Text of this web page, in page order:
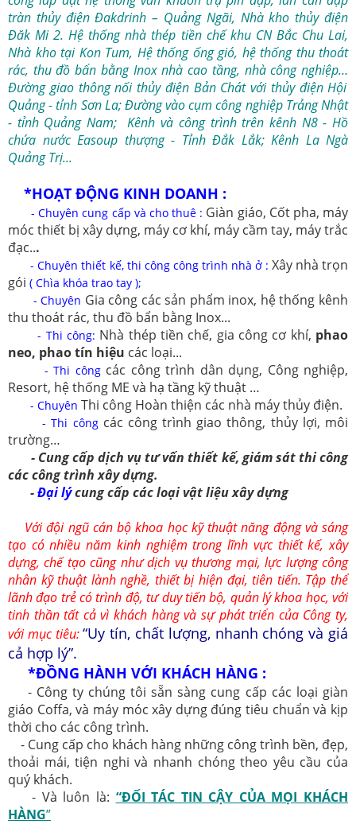
tràn thủy điện Đakdrinh – Quảng Ngãi, Nhà kho thủy điện
Đăk Mi 2. Hệ thống nhà thép tiền chế khu CN Bắc Chu Lai,
Nhà kho tại Kon Tum, Hệ thống ống gió, hệ thống thu thoát
rác, thu đồ bẩn bằng Inox nhà cao tầng, nhà công nghiệp…
Đường giao thông nối thủy điện Bản Chát với thủy điện Hội
Quảng - tỉnh Sơn La; Đường vào cụm công nghiệp Trảng Nhật
- tỉnh Quảng Nam; Kênh và công trình trên kênh N8 - Hồ
chứa nước Easoup thượng - Tỉnh Đắk Lắk; Kênh La Ngà
Quảng Trị...
*HOẠT ĐỘNG KINH DOANH :
- Chuyên cung cấp và cho thuê : Giàn giáo, Cốt pha, máy
móc thiết bị xây dựng, máy cơ khí, máy cầm tay, máy trắc
đạc...
- Chuyên thiết kế, thi công công trình nhà ở : Xây nhà trọn
gói ( Chìa khóa trao tay );
- Chuyên Gia công các sản phẩm inox, hệ thống kênh
thu thoát rác, thu đồ bẩn bằng Inox...
- Thi công: Nhà thép tiền chế, gia công cơ khí, phao
neo, phao tín hiệu các loại...
- Thi côngcác công trình dân dụng, Công nghiệp,
Resort, hệ thống ME và hạ tầng kỹ thuật …
- Chuyên Thi công Hoàn thiện các nhà máy thủy điện.
- Thi côngcác công trình giao thông, thủy lợi, môi
trường…
- Cung cấp dịch vụ tư vấn thiết kế, giám sát thi công
các công trình xây dựng.
-Đại lýcung cấp các loại vật liệu xây dựng
Với đội ngũ cán bộ khoa học kỹ thuật năng động và sáng
tạo có nhiều năm kinh nghiệm trong lĩnh vực thiết kế, xây
dựng, chế tạo cũng như dịch vụ thương mại, lực lượng công
nhân kỹ thuật lành nghề, thiết bị hiện đại, tiên tiến. Tập thể
lãnh đạo trẻ có trình độ, tư duy tiến bộ, quản lý khoa học, với
tinh thần tất cả vì khách hàng và sự phát triển của Công ty,
với mục tiêu:“Uy tín, chất lượng, nhanh chóng và giá
cả hợp lý”.
*ĐỒNG HÀNH VỚI KHÁCH HÀNG :
- Công ty chúng tôi sẵn sàng cung cấp các loại giàn
giáo Coffa, và máy móc xây dựng đúng tiêu chuẩn và kịp
thời cho các công trình.
- Cung cấp cho khách hàng những công trình bền, đẹp,
thoải mái, tiện nghi và nhanh chóng theo yêu cầu của
quý khách.
- Và luôn là: “ĐỐI TÁC TIN CẬY CỦA MỌI KHÁCH
HÀNG”